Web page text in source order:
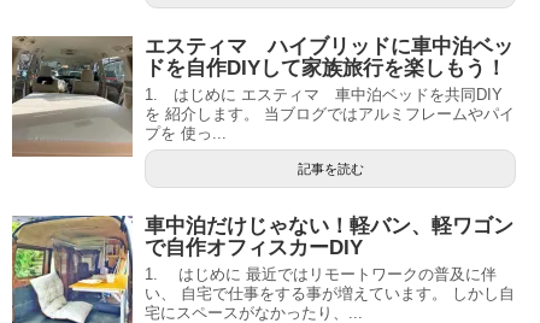
エスティマ ハイブリッドに車中泊ベッ
ドを自作DIYして家族旅行を楽しもう！
1. はじめに エスティマ 車中泊ベッドを共同DIY
を 紹介します。 当ブログではアルミフレームやパイ
プを 使っ...
記事を読む
車中泊だけじゃない！軽バン、軽ワゴン
で自作オフィスカーDIY
1. はじめに 最近ではリモートワークの普及に伴
い、 自宅で仕事をする事が増えています。 しかし自
宅にスペースがなかったり、...